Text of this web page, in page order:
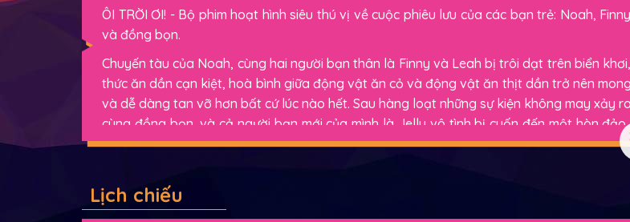
ÔI TRỜI ƠI! - Bộ phim hoạt hình siêu thú vị về cuộc phiêu lưu của các bạn trẻ: Noah,
và đồng bọn.
Chuyến tàu của Noah, cùng hai người bạn thân là Finny và Leah bị trôi dạt trên biển
thức ăn dần cạn kiệt, hoà bình giữa động vật ăn cỏ và động vật ăn thịt dần trở nên
và dễ dàng tan vỡ hơn bất cứ lúc nào hết. Sau hàng loạt những sự kiện không may xảy
cùng đồng bọn, và cả người bạn mới của mình là Jelly vô tình bị cuốn đến một hòn đảo
Trong khi đó, Finny tỉnh dậy và thấy mình đã bị lạc trong một thuộc địa kì lạ.
những chấn động kinh hoàng, liệu Finny có thể hoàn thành chuyến phiêu lưu đầy ‘thú’
mình, cứu bạn và trở về đoạn tụ với gia đình không? Bộ phim hứa hẹn sẽ mang đến một
Lịch chiếu